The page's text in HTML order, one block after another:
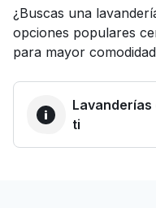
¿Buscas una
opciones populares
para mayor
ti